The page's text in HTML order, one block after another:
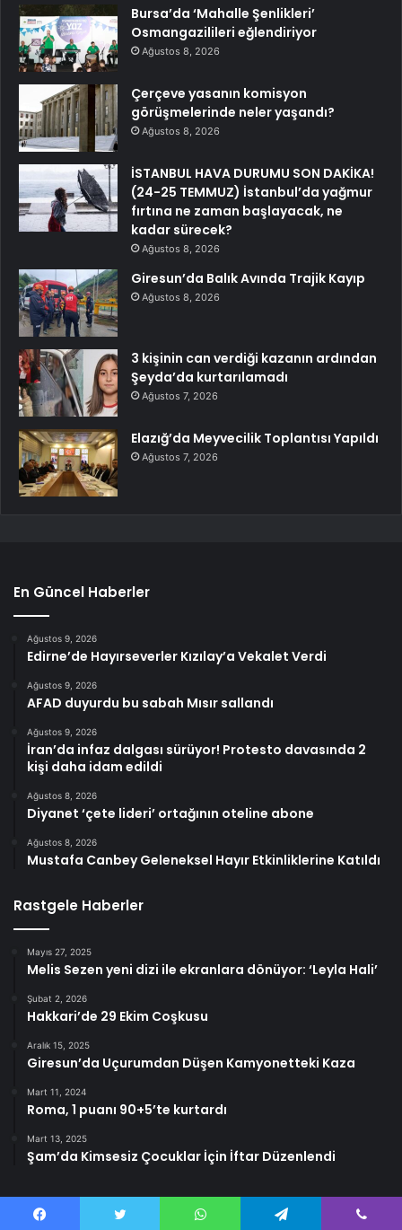
Bursa’da ‘Mahalle Şenlikleri’
Osmangazilileri eğlendiriyor
Ağustos 8, 2026
Çerçeve yasanın komisyon
görüşmelerinde neler yaşandı?
Ağustos 8, 2026
İSTANBUL HAVA DURUMU SON DAKİKA!
(24-25 TEMMUZ) İstanbul’da yağmur
fırtına ne zaman başlayacak, ne
kadar sürecek?
Ağustos 8, 2026
Giresun’da Balık Avında Trajik Kayıp
Ağustos 8, 2026
3 kişinin can verdiği kazanın ardından
Şeyda’da kurtarılamadı
Ağustos 7, 2026
Elazığ’da Meyvecilik Toplantısı Yapıldı
Ağustos 7, 2026
En Güncel Haberler
Ağustos 9, 2026
Edirne’de Hayırseverler Kızılay’a Vekalet Verdi
Ağustos 9, 2026
AFAD duyurdu bu sabah Mısır sallandı
Ağustos 9, 2026
İran’da infaz dalgası sürüyor! Protesto davasında 2
kişi daha idam edildi
Ağustos 8, 2026
Diyanet ‘çete lideri’ ortağının oteline abone
Ağustos 8, 2026
Mustafa Canbey Geleneksel Hayır Etkinliklerine Katıldı
Rastgele Haberler
Mayıs 27, 2025
Melis Sezen yeni dizi ile ekranlara dönüyor: ‘Leyla Hali’
Şubat 2, 2026
Hakkari’de 29 Ekim Coşkusu
Aralık 15, 2025
Giresun’da Uçurumdan Düşen Kamyonetteki Kaza
Mart 11, 2024
Roma, 1 puanı 90+5’te kurtardı
Mart 13, 2025
Şam’da Kimsesiz Çocuklar İçin İftar Düzenlendi